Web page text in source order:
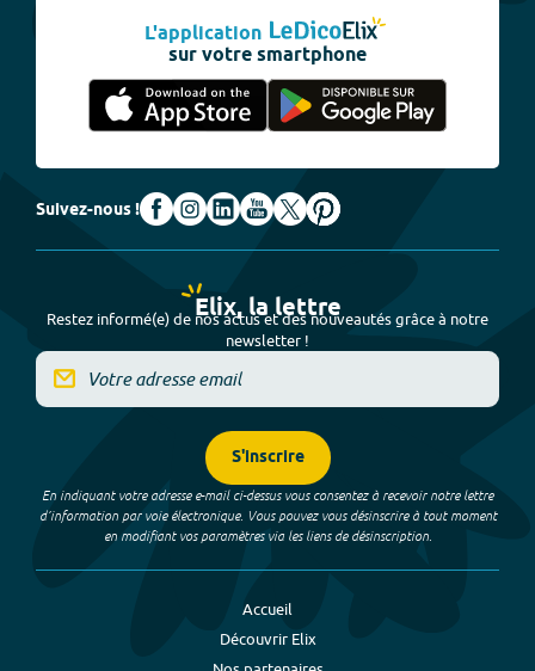
L'application
sur votre smartphone
Suivez-nous !
Elix, la lettre
Restez informé(e) de nos actus et des nouveautés grâce à notre
newsletter !
S'inscrire
En indiquant votre adresse e-mail ci-dessus vous consentez à recevoir notre lettre
d’information par voie électronique. Vous pouvez vous désinscrire à tout moment
en modifiant vos paramètres via les liens de désinscription.
Accueil
Découvrir Elix